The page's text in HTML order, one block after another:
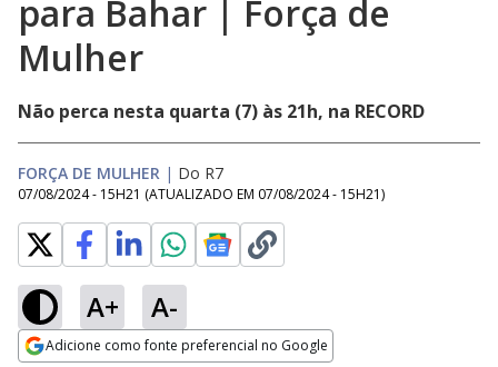
para Bahar | Força de
Mulher
Não perca nesta quarta (7) às 21h, na RECORD
FORÇA DE MULHER | Do R7
07/08/2024 - 15H21 (ATUALIZADO EM 07/08/2024 - 15H21)
A+ A-
Adicione como fonte preferencial no Google
Ativar
100.00%